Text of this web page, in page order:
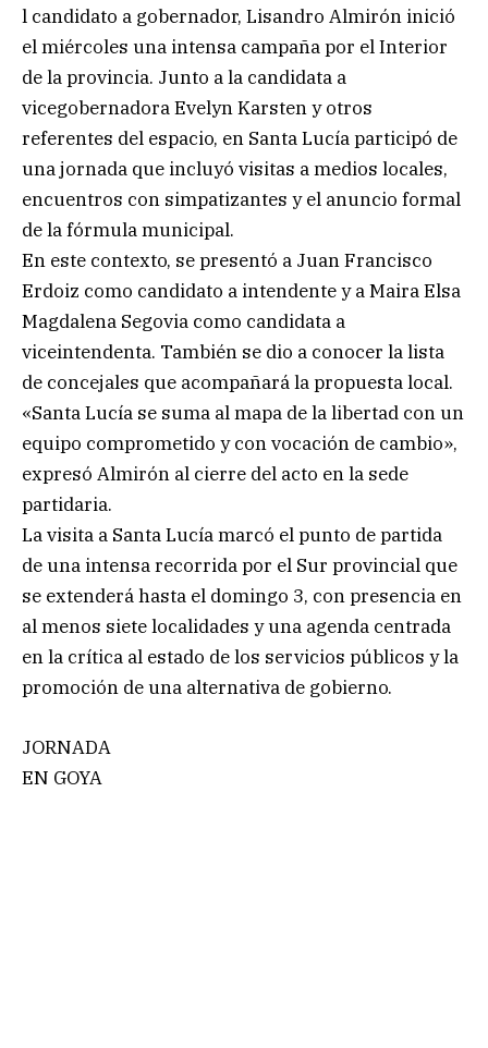
l candidato a gobernador, Lisandro Almirón inició
el miércoles una intensa campaña por el Interior
de la provincia. Junto a la candidata a
vicegobernadora Evelyn Karsten y otros
referentes del espacio, en Santa Lucía participó de
una jornada que incluyó visitas a medios locales,
encuentros con simpatizantes y el anuncio formal
de la fórmula municipal.
En este contexto, se presentó a Juan Francisco
Erdoiz como candidato a intendente y a Maira Elsa
Magdalena Segovia como candidata a
viceintendenta. También se dio a conocer la lista
de concejales que acompañará la propuesta local.
«Santa Lucía se suma al mapa de la libertad con un
equipo comprometido y con vocación de cambio»,
expresó Almirón al cierre del acto en la sede
partidaria.
La visita a Santa Lucía marcó el punto de partida
de una intensa recorrida por el Sur provincial que
se extenderá hasta el domingo 3, con presencia en
al menos siete localidades y una agenda centrada
en la crítica al estado de los servicios públicos y la
promoción de una alternativa de gobierno.
JORNADA
EN GOYA